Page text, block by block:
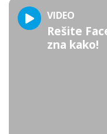
VIDEO
Rešite
zna kako!